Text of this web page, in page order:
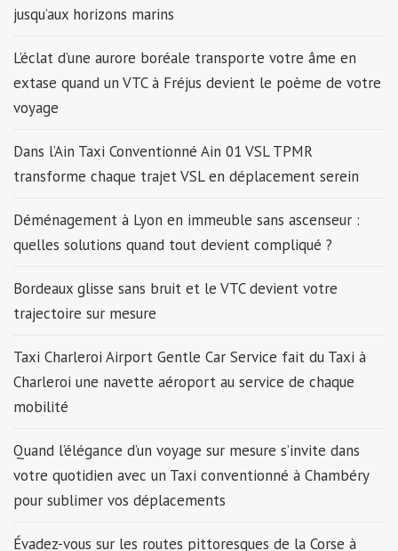
jusqu’aux horizons marins
L’éclat d’une aurore boréale transporte votre âme en
extase quand un VTC à Fréjus devient le poème de votre
voyage
Dans l’Ain Taxi Conventionné Ain 01 VSL TPMR
transforme chaque trajet VSL en déplacement serein
Déménagement à Lyon en immeuble sans ascenseur :
quelles solutions quand tout devient compliqué ?
Bordeaux glisse sans bruit et le VTC devient votre
trajectoire sur mesure
Taxi Charleroi Airport Gentle Car Service fait du Taxi à
Charleroi une navette aéroport au service de chaque
mobilité
Quand l’élégance d’un voyage sur mesure s’invite dans
votre quotidien avec un Taxi conventionné à Chambéry
pour sublimer vos déplacements
Évadez-vous sur les routes pittoresques de la Corse à